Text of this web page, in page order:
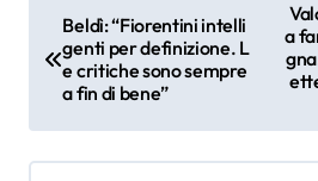
a
i
Beldì: “Fiorentini intelli
genti per definizione. L
e critiche sono sempre
a fin di bene”
a